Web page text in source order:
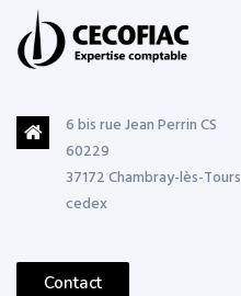
6 bis rue Jean Perrin CS
60229
37172 Chambray-lès-Tours
cedex
Contact